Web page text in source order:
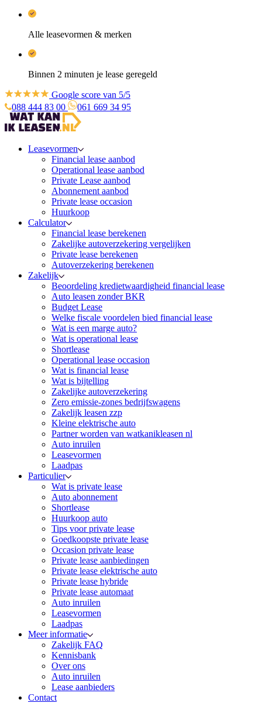
Alle leasevormen & merken
Binnen 2 minuten je lease geregeld
Google score van 5/5
088 444 83 00
061 669 34 95
Leasevormen
Financial lease aanbod
Operational lease aanbod
Private Lease aanbod
Abonnement aanbod
Private lease occasion
Huurkoop
Calculator
Financial lease berekenen
Zakelijke autoverzekering vergelijken
Private lease berekenen
Autoverzekering berekenen
Zakelijk
Beoordeling kredietwaardigheid financial lease
Auto leasen zonder BKR
Budget Lease
Welke fiscale voordelen bied financial lease
Wat is een marge auto?
Wat is operational lease
Shortlease
Operational lease occasion
Wat is financial lease
Wat is bijtelling
Zakelijke autoverzekering
Zero emissie-zones bedrijfswagens
Zakelijk leasen zzp
Kleine elektrische auto
Partner worden van watkanikleasen nl
Auto inruilen
Leasevormen
Laadpas
Particulier
Wat is private lease
Auto abonnement
Shortlease
Huurkoop auto
Tips voor private lease
Goedkoopste private lease
Occasion private lease
Private lease aanbiedingen
Private lease elektrische auto
Private lease hybride
Private lease automaat
Auto inruilen
Leasevormen
Laadpas
Meer informatie
Zakelijk FAQ
Kennisbank
Over ons
Auto inruilen
Lease aanbieders
Contact